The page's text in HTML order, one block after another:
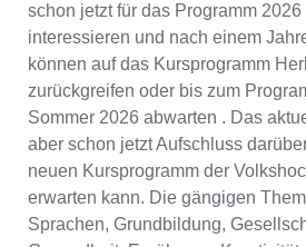
schon jetzt für das Programm
interessieren und nach einem
können auf das Kursprogramm
zurückgreifen oder bis zum
Sommer 2026 abwarten . Das
aber schon jetzt Aufschluss
neuen Kursprogramm der
erwarten kann. Die gängigen
Sprachen, Grundbildung,